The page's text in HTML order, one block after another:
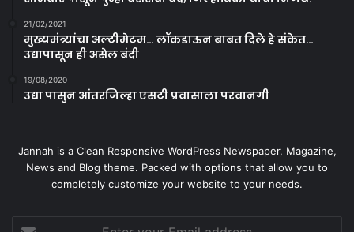
21/02/2021
मुख्यमंत्र्यांचा अल्टीमेटम… लॉकडाऊन बाबत दिले हे संकेत…
उद्यापासून ही असेल बंदी
19/08/2020
उद्या पासुन आंतरजिल्हा एसटी प्रवासाला परवानगी
Jannah is a Clean Responsive WordPress Newspaper, Magazine,
News and Blog theme. Packed with options that allow you to
completely customize your website to your needs.
Enter